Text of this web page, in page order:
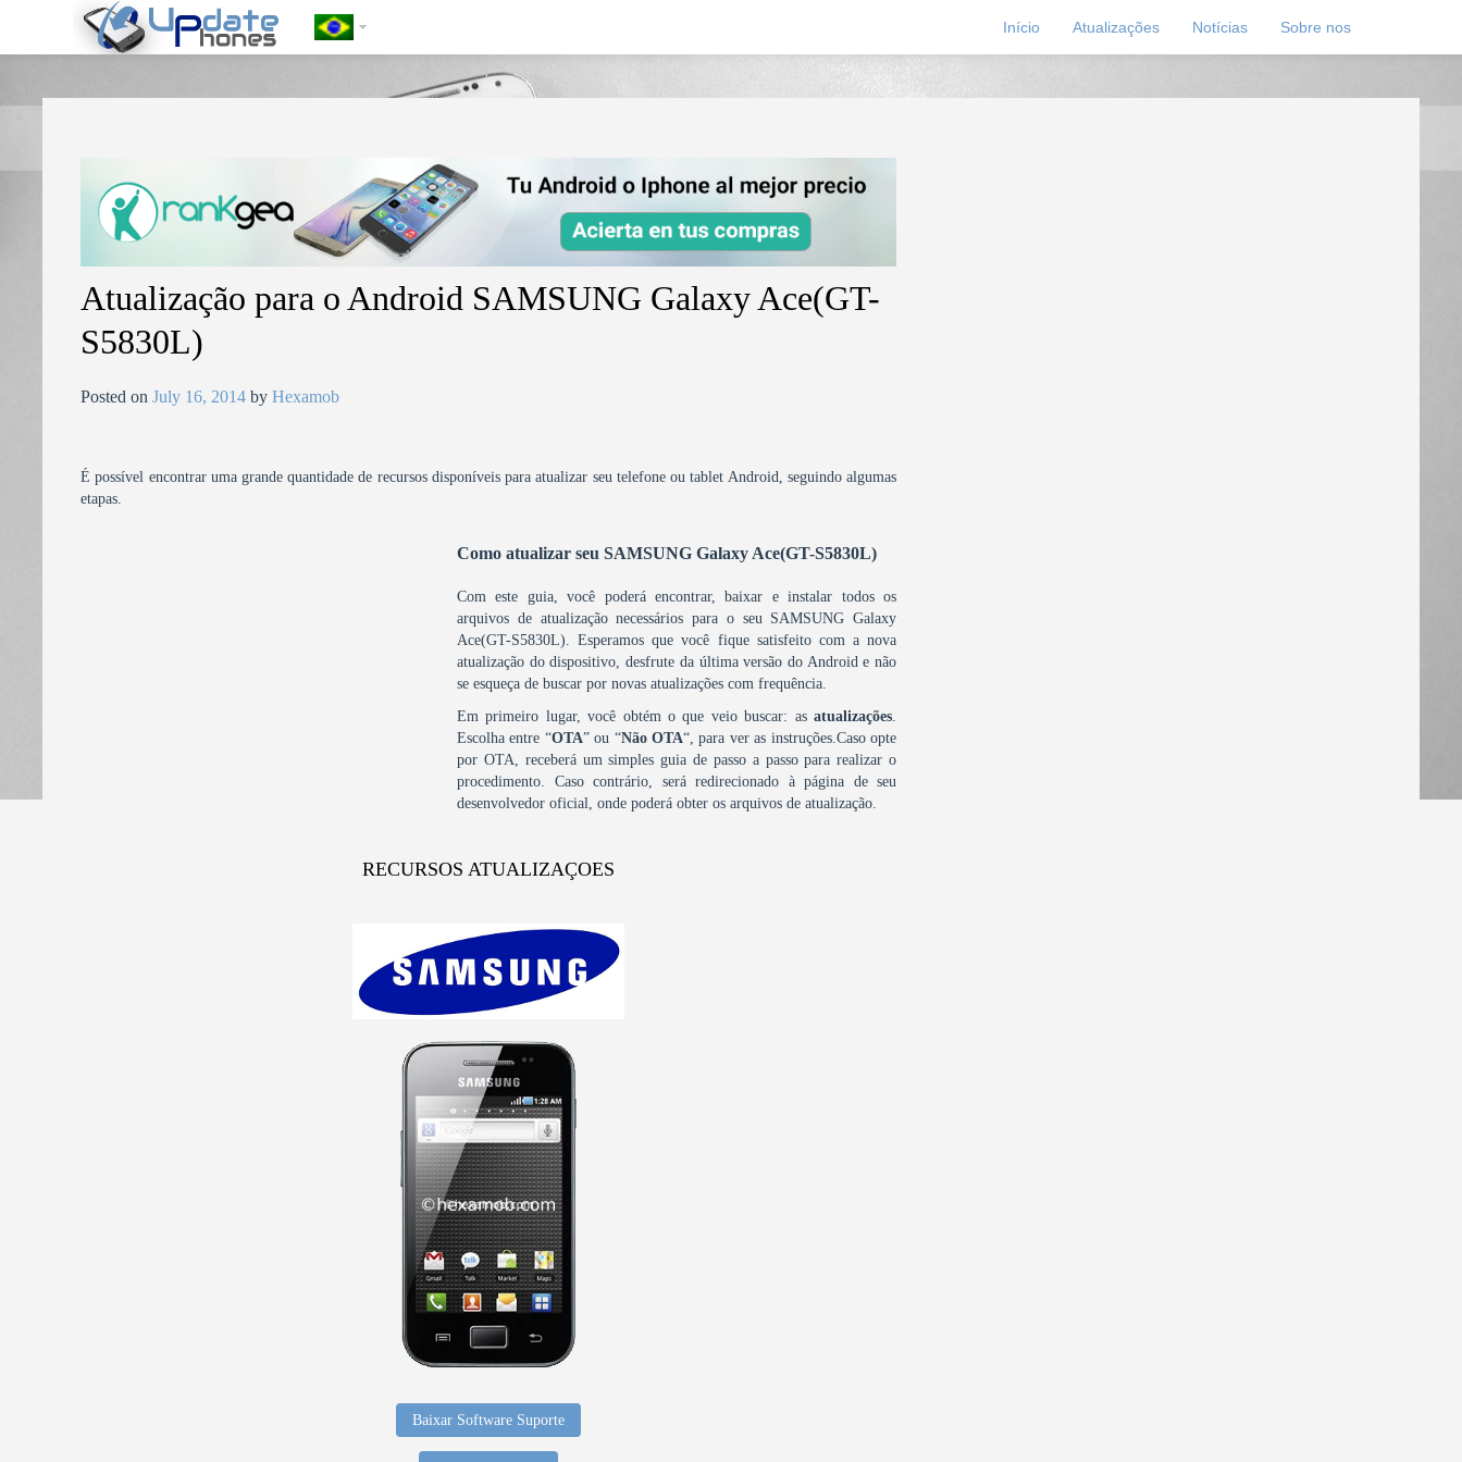
https://update-phones.com/pt-br/atualizacao-para-o-android-samsung-galaxy-acegt-s5830l/
Início Atualizações Notícias Sobre nos
Atualização para o Android SAMSUNG Galaxy Ace(GT-
S5830L)
Posted onJuly 16, 2014 byHexamob
É possível encontrar uma grande quantidade de recursos disponíveis para atualizar seu telefone ou tablet Android, seguindo algumas
etapas.
Como atualizar seu SAMSUNG Galaxy Ace(GT-S5830L)
Com este guia, você poderá encontrar, baixar e instalar todos os
arquivos de atualização necessários para o seu SAMSUNG Galaxy
Ace(GT-S5830L). Esperamos que você fique satisfeito com a nova
atualização do dispositivo, desfrute da última versão do Android e não
se esqueça de buscar por novas atualizações com frequência.
Em primeiro lugar, você obtém o que veio buscar: asatualizações.
Escolha entre “OTA” ou “Não OTA“, para ver as instruções.Caso opte
por OTA, receberá um simples guia de passo a passo para realizar o
procedimento. Caso contrário, será redirecionado à página de seu
desenvolvedor oficial, onde poderá obter os arquivos de atualização.
RECURSOS ATUALIZAÇOES
Baixar Software Suporte